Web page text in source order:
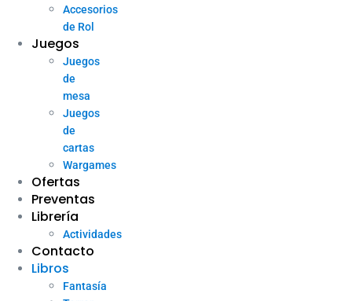
Accesorios
de Rol
Juegos
Juegos
de
mesa
Juegos
de
cartas
Wargames
Ofertas
Preventas
Librería
Actividades
Contacto
Libros
Fantasía